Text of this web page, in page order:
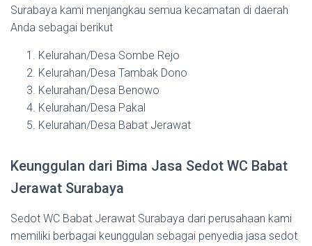
Surabaya kami menjangkau semua kecamatan di daerah
Anda sebagai berikut
Kelurahan/Desa Sombe Rejo
Kelurahan/Desa Tambak Dono
Kelurahan/Desa Benowo
Kelurahan/Desa Pakal
Kelurahan/Desa Babat Jerawat
Keunggulan dari Bima Jasa Sedot WC Babat
Jerawat Surabaya
Sedot WC Babat Jerawat Surabaya dari perusahaan kami
memiliki berbagai keunggulan sebagai penyedia jasa sedot